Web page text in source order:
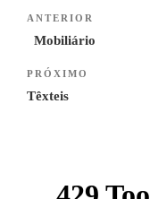
Navegação
de
Previous
Post
ANTERIOR
Mobiliário
Next
Post
PRÓXIMO
Têxteis